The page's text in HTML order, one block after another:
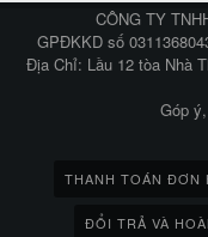
CÔNG TY
GPĐKKD số
Địa Chỉ: Lầu 12 tòa Nhà
Góp
THANH TOÁN ĐƠN
ĐỔI TRẢ VÀ